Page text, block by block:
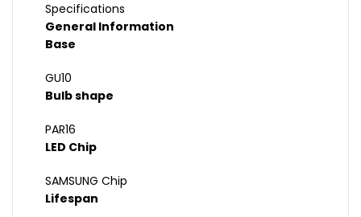
Specifications
General Information
Base
GU10
Bulb shape
PAR16
LED Chip
SAMSUNG Chip
Lifespan